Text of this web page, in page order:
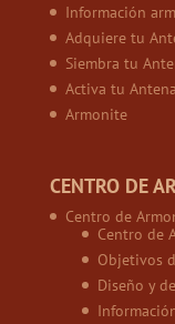
Información
Adquiere tu
Siembra tu
Activa tu
Armonite
CENTRO DE
Centro de
Centro de
Objetivos
Diseño y